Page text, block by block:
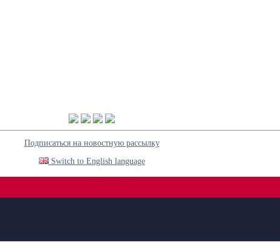
Подписаться на новостную рассылку
Switch to English language